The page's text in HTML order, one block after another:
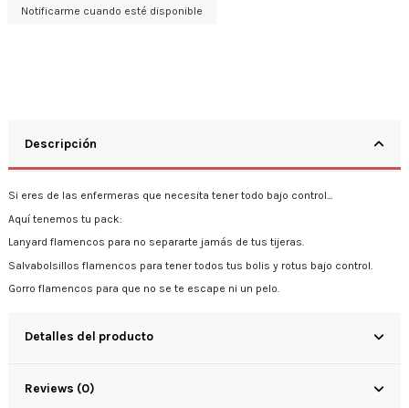
Descripción
Si eres de las enfermeras que necesita tener todo bajo control…
Aquí tenemos tu pack:
Lanyard flamencos para no separarte jamás de tus tijeras.
Salvabolsillos flamencos para tener todos tus bolis y rotus bajo control.
Gorro flamencos para que no se te escape ni un pelo.
Detalles del producto
Reviews (0)